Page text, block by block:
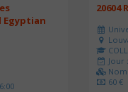
Egyptian
20604
Jour
60 €